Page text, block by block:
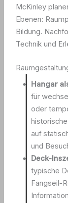
McKinley
Ebenen:
Bildung.
Technik und
Hangar
für
oder
auf
und
Deck-
typische
Fangseil-